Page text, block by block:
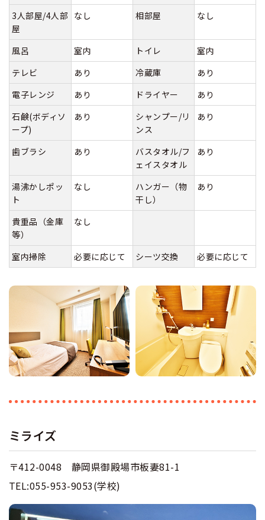
3人部屋/4人部
屋
なし 相部屋 なし
風呂 室内 トイレ
室内
テレビ
あり 冷蔵庫
あり
電子レンジ
あり ドライヤー
あり
石鹸(ボディソ
ープ)
あり
シャンプー/リ
ンス
あり
歯ブラシ あり
バスタオル/フ
ェイスタオル
あり
湯沸かしポッ
ト
なし
ハンガー（物
干し）
あり
貴重品（金庫
等）
なし
室内掃除 必要に応じて シーツ交換 必要に応じて
ミライズ
〒412-0048 静岡県御殿場市板妻81-1
TEL:055-953-9053(学校)